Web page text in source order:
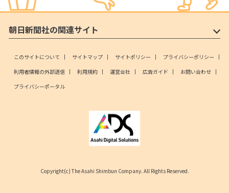
朝日新聞社の関連サイト
このサイトについて サイトマップ サイトポリシー
プライバシーポリシー
利用者情報の外部送信
利用規約 運営会社 広告ガイド
お問い合わせ
プライバシーポータル
Copyright(c) The Asahi Shimbun Company. All Rights Reserved.